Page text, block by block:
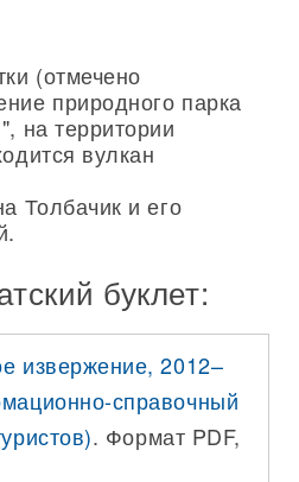
(отмечено
природного парка
на территории
вулкан
Толбачик и его
буклет:
извержение, 2012–
справочный
. Формат PDF,